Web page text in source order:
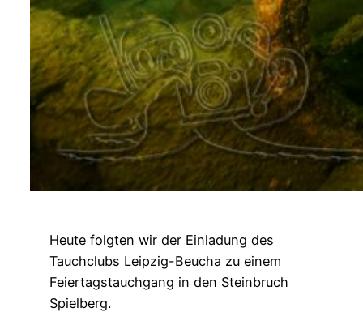
Heute folgten wir der Einladung des
Tauchclubs Leipzig-Beucha zu einem
Feiertagstauchgang in den Steinbruch
Spielberg.